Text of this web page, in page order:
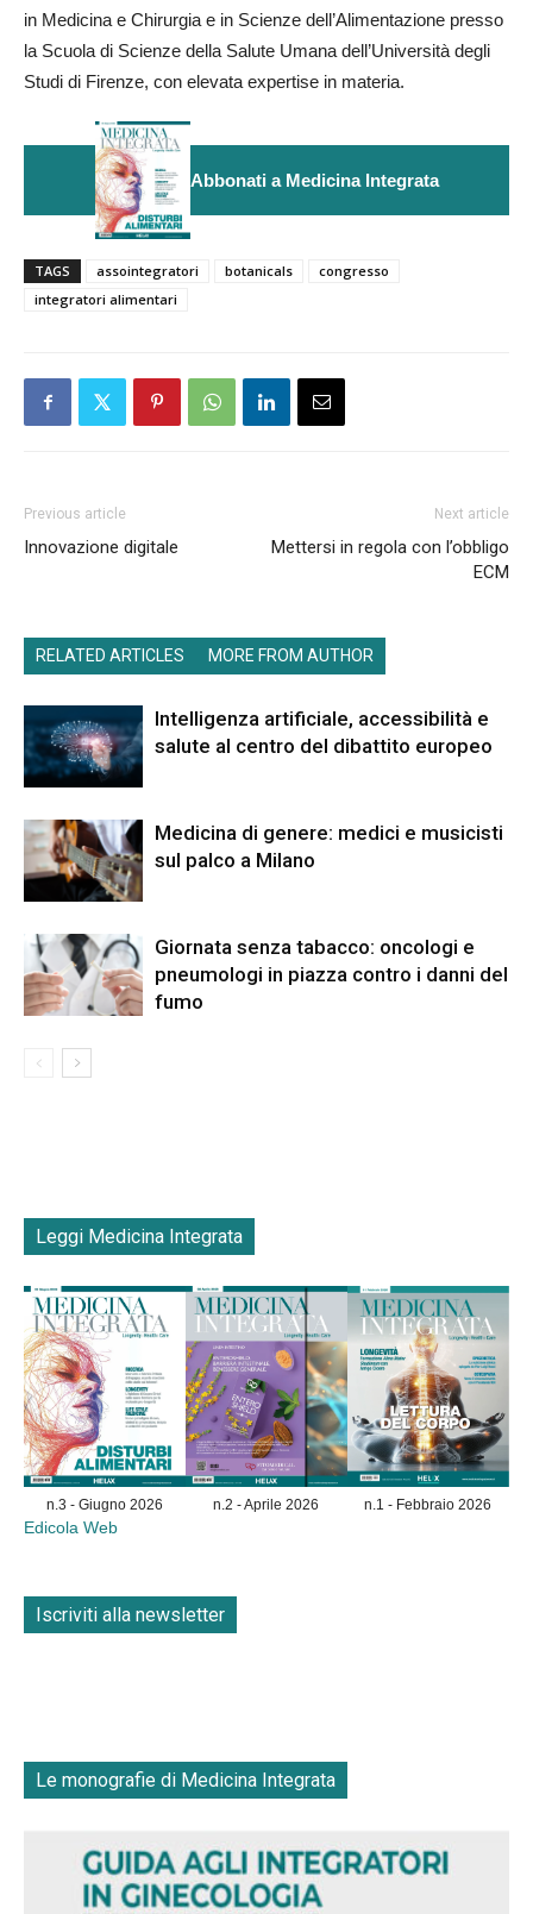
in Medicina e Chirurgia e in Scienze dell’Alimentazione presso
la Scuola di Scienze della Salute Umana dell’Università degli
Studi di Firenze, con elevata expertise in materia.
Abbonati a Medicina Integrata
TAGS assointegratori botanicals
congresso
integratori alimentari
Previous article
Innovazione digitale
Next article
Mettersi in regola con l’obbligo
ECM
RELATED ARTICLES MORE FROM AUTHOR
Intelligenza artificiale, accessibilità e
salute al centro del dibattito europeo
Medicina di genere: medici e musicisti
sul palco a Milano
Giornata senza tabacco: oncologi e
pneumologi in piazza contro i danni del
fumo
Leggi Medicina Integrata
n.3 - Giugno 2026 n.2 - Aprile 2026 n.1 - Febbraio 2026
Edicola Web
Iscriviti alla newsletter
Le monografie di Medicina Integrata